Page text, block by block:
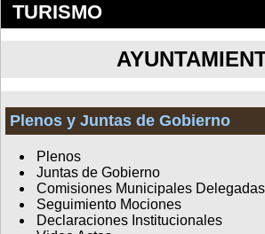
TURISMO
Plenos y Juntas de Gobierno
Plenos
Juntas de Gobierno
Comisiones Municipales Delegadas
Seguimiento Mociones
Declaraciones Institucionales